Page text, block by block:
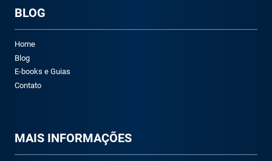
BLOG
Home
Blog
E-books e Guias
Contato
MAIS INFORMAÇÕES